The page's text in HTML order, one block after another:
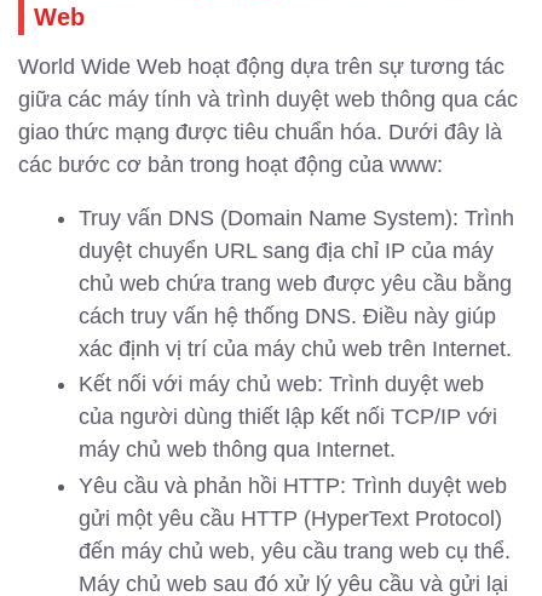
Web
World Wide Web hoạt động dựa trên sự tương tác
giữa các máy tính và trình duyệt web thông qua các
giao thức mạng được tiêu chuẩn hóa. Dưới đây là
các bước cơ bản trong hoạt động của www:
Truy vấn DNS (Domain Name System): Trình
duyệt chuyển URL sang địa chỉ IP của máy
chủ web chứa trang web được yêu cầu bằng
cách truy vấn hệ thống DNS. Điều này giúp
xác định vị trí của máy chủ web trên Internet.
Kết nối với máy chủ web: Trình duyệt web
của người dùng thiết lập kết nối TCP/IP với
máy chủ web thông qua Internet.
Yêu cầu và phản hồi HTTP: Trình duyệt web
gửi một yêu cầu HTTP (HyperText Protocol)
đến máy chủ web, yêu cầu trang web cụ thể.
Máy chủ web sau đó xử lý yêu cầu và gửi lại